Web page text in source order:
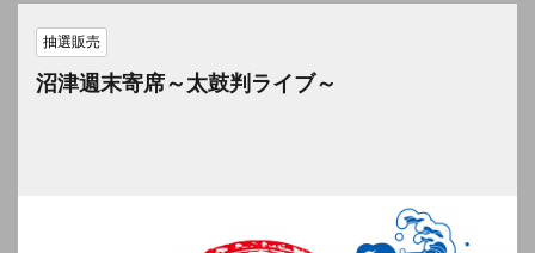
抽選販売
沼津週末寄席～太鼓判ライブ～